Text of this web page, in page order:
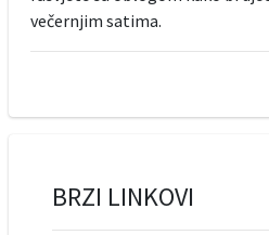
večernjim satima.
BRZI LINKOVI